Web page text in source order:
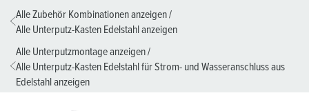
Alle Zubehör Kombinationen anzeigen/
Alle Unterputz-Kasten Edelstahl anzeigen
Alle Unterputzmontage anzeigen/
Alle Unterputz-Kasten Edelstahl für Strom- und Wasseranschluss aus
Edelstahl anzeigen